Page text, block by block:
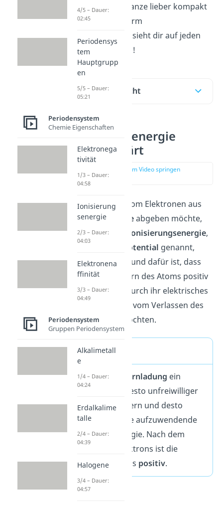
Möchtest du das Ganze lieber kompakt
in audiovisueller Form
zusammengefasst, sieht dir auf jeden
Fall unser
an!
Inhaltsübersicht
Ionisierungsenergie
einfach erklärt
zur Stelle im Video springen
(00:12)
Immer wenn ein Atom Elektronen aus
seinerValenzschaleabgeben möchte,
muss es dafür die
Ionisierungsenergie,
Ionisationspotential genannt,
aufwenden. Der Grund dafür ist, dass
die Protonen im Kern des Atoms positiv
geladen sind und durch ihr elektrisches
Feld die Elektronen vom Verlassen des
Atoms abhalten möchten.
Merke
Je mehr dieser Kernladung ein
Elektron spürt, desto unfreiwilliger
verlässt es den Kern und desto
höher ist auch die aufzuwendende
Ionisierungsenergie. Nach dem
Abgeben des Elektrons ist die
Ladung des Atoms positiv.
4/5 – Dauer:
02:45
Periodensys
tem
Hauptgrupp
en
5/5 – Dauer:
05:21
Periodensystem
Chemie Eigenschaften
Elektronega
tivität
1/3 – Dauer:
04:58
Ionisierung
senergie
2/3 – Dauer:
04:03
Elektronena
ffinität
3/3 – Dauer:
04:49
Periodensystem
Gruppen Periodensystem
Alkalimetall
e
1/4 – Dauer:
04:24
Erdalkalime
talle
2/4 – Dauer:
04:39
Halogene
3/4 – Dauer:
04:57